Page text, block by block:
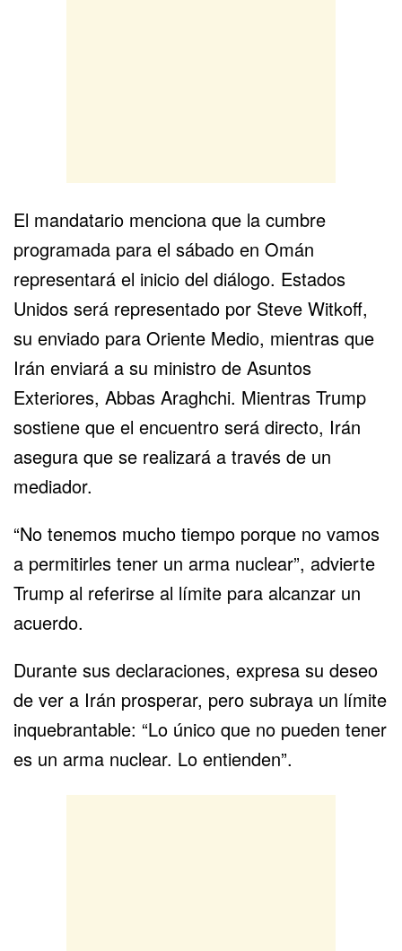
El mandatario menciona que la cumbre
programada para el sábado en Omán
representará el inicio del diálogo. Estados
Unidos será representado por Steve Witkoff,
su enviado para Oriente Medio, mientras que
Irán enviará a su ministro de Asuntos
Exteriores, Abbas Araghchi. Mientras Trump
sostiene que el encuentro será directo, Irán
asegura que se realizará a través de un
mediador.
“No tenemos mucho tiempo porque no vamos
a permitirles tener un arma nuclear”, advierte
Trump al referirse al límite para alcanzar un
acuerdo.
Durante sus declaraciones, expresa su deseo
de ver a Irán prosperar, pero subraya un límite
inquebrantable: “Lo único que no pueden tener
es un arma nuclear. Lo entienden”.